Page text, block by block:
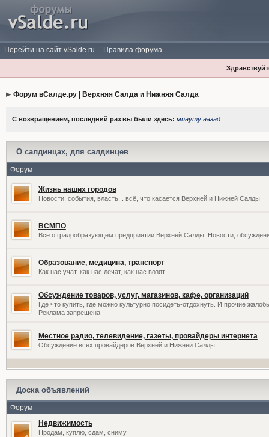
Перейти на сайт vSalde.ru Правила форума
Форум вСалде.ру | Верхняя Салда и Нижняя Салда
С возвращением, последний раз вы были здесь: минуту назад
О салдинцах, для салдинцев
Форум
Жизнь наших городов
Новости, события, власть... всё, что касается Верхней и Нижней Салды
ВСМПО
Всё о градообразующем предприятии Верхней Салды. Новости,
Образование, медицина, транспорт
Как нас учат, как нас лечат, как нас возят
Обсуждение товаров, услуг, магазинов, кафе, организаций
Где что купить, где можно культурно посидеть-отдохнуть. И прочие
Реклама запрещена
Местное радио, телевидение, газеты, провайдеры интернета
Обсуждение всех провайдеров Верхней и Нижней Салды
Доска объявлений
Форум
Недвижимость
Продам, куплю, сдам, сниму